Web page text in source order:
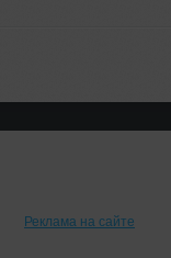
Реклама на сайте